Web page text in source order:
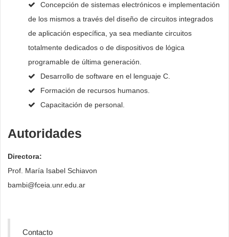
Concepción de sistemas electrónicos e implementación
de los mismos a través del diseño de circuitos integrados
de aplicación específica, ya sea mediante circuitos
totalmente dedicados o de dispositivos de lógica
programable de última generación.
Desarrollo de software en el lenguaje C.
Formación de recursos humanos.
Capacitación de personal.
Autoridades
Directora:
Prof. María Isabel Schiavon
bambi@fceia.unr.edu.ar
Contacto